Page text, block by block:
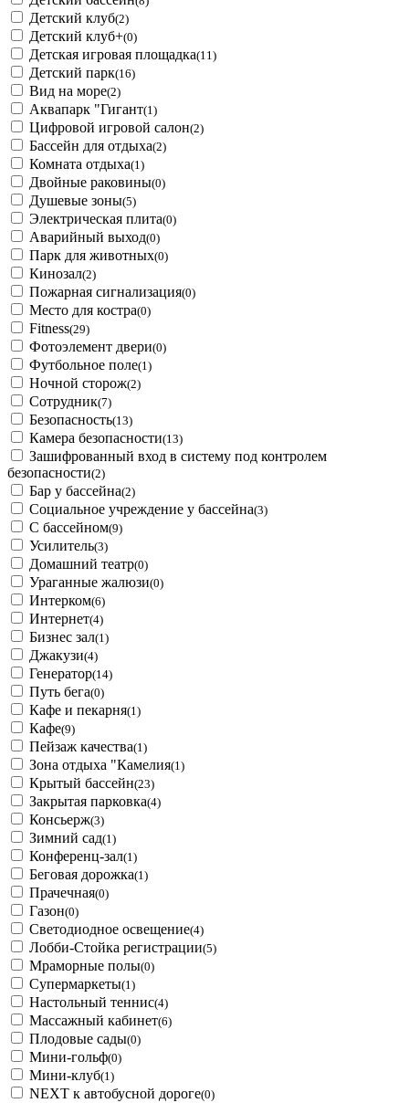
Детский клуб(2)
Детский клуб+(0)
Детская игровая площадка(11)
Детский парк(16)
Вид на море(2)
Аквапарк "Гигант(1)
Цифровой игровой салон(2)
Бассейн для отдыха(2)
Комната отдыха(1)
Двойные раковины(0)
Душевые зоны(5)
Электрическая плита(0)
Аварийный выход(0)
Парк для животных(0)
Кинозал(2)
Пожарная сигнализация(0)
Место для костра(0)
Fitness(29)
Фотоэлемент двери(0)
Футбольное поле(1)
Ночной сторож(2)
Сотрудник(7)
Безопасность(13)
Камера безопасности(13)
Зашифрованный вход в систему под контролем
безопасности(2)
Бар у бассейна(2)
Социальное учреждение у бассейна(3)
С бассейном(9)
Усилитель(3)
Домашний театр(0)
Ураганные жалюзи(0)
Интерком(6)
Интернет(4)
Бизнес зал(1)
Джакузи(4)
Генератор(14)
Путь бега(0)
Кафе и пекарня(1)
Кафе(9)
Пейзаж качества(1)
Зона отдыха "Камелия(1)
Крытый бассейн(23)
Закрытая парковка(4)
Консьерж(3)
Зимний сад(1)
Конференц-зал(1)
Беговая дорожка(1)
Прачечная(0)
Газон(0)
Светодиодное освещение(4)
Лобби-Стойка регистрации(5)
Мраморные полы(0)
Супермаркеты(1)
Настольный теннис(4)
Массажный кабинет(6)
Плодовые сады(0)
Мини-гольф(0)
Мини-клуб(1)
NEXT к автобусной дороге(0)